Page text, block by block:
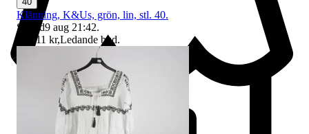
Klänning, K&Us, grön, lin, stl. 40.
Sluttid9 aug 21:42.
11 kr,Ledande bud.